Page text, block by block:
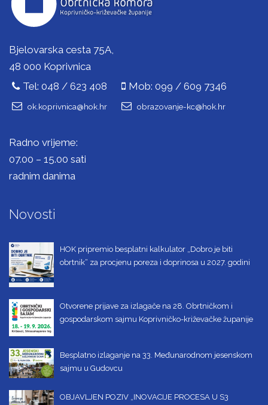
Bjelovarska cesta 75A,
48 000 Koprivnica
Tel: 048 / 623 408
Mob: 099 / 609 7346
ok.koprivnica@hok.hr obrazovanje-kc@hok.hr
Radno vrijeme:
07.00 – 15.00 sati
radnim danima
Novosti
HOK pripremio besplatni kalkulator „Dobro je biti
obrtnik“ za procjenu poreza i doprinosa u 2027. godini
Otvorene prijave za izlagače na 28. Obrtničkom i
gospodarskom sajmu Koprivničko-križevačke županije
Besplatno izlaganje na 33. Međunarodnom jesenskom
sajmu u Gudovcu
OBJAVLJEN POZIV „INOVACIJE PROCESA U S3